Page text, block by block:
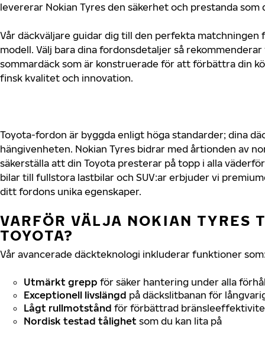
levererar Nokian Tyres den säkerhet och prestanda som
Vår däckväljare guidar dig till den perfekta matchningen
modell. Välj bara dina fordonsdetaljer så
sommardäck som är konstruerade för att förbättra din
finsk kvalitet och innovation.
Toyota-fordon är byggda enligt höga standarder; dina
hängivenheten. Nokian Tyres bidrar med årtionden av
säkerställa att din Toyota presterar på topp i alla
bilar till fullstora lastbilar och SUV:ar erbjuder vi
ditt fordons unika egenskaper.
VARFÖR VÄLJA NOKIAN TYRES
TOYOTA?
Vår avancerade däckteknologi inkluderar funktioner
Utmärkt grepp för säker hantering under alla
Exceptionell livslängd på däckslitbanan för
Lågt rullmotstånd för förbättrad
Nordisk testad tålighet som du kan lita på